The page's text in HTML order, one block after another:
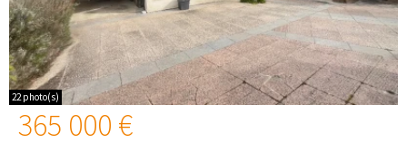
22 photo(s)
365 000 €